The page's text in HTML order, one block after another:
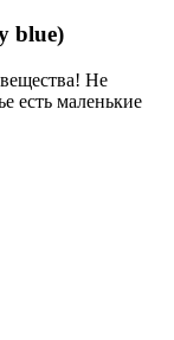
blue)
Не
есть маленькие